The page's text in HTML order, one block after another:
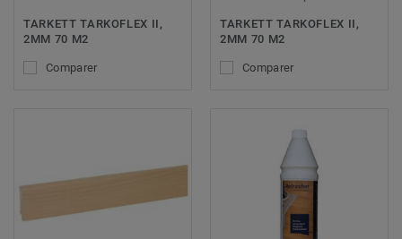
TARKETT TARKOFLEX II,
2MM 70 M2
Comparer
TARKETT TARKOFLEX II,
2MM 70 M2
Comparer